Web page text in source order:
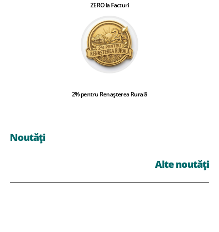
ZERO la Facturi
2% pentru Renașterea Rurală
Noutăți
Alte noutăți